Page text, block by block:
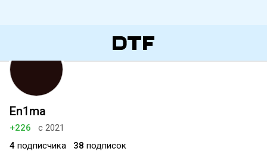
En1ma
+226
с 2021
4 подписчика 38 подписок